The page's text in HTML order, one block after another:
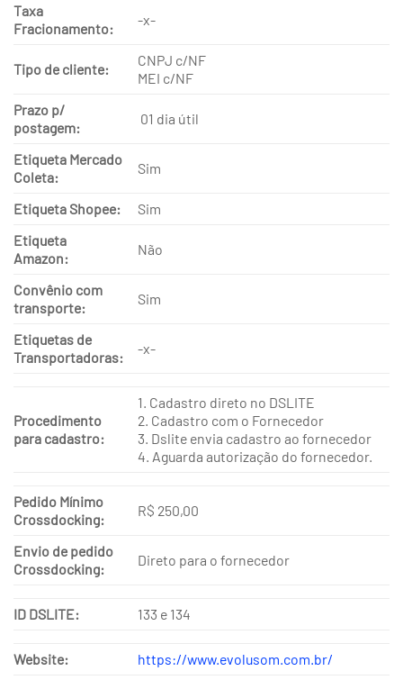
Taxa
Fracionamento:
-x-
Tipo de cliente:
CNPJ c/NF
MEI c/NF
Prazo p/
postagem:
01 dia útil
Etiqueta Mercado
Coleta:
Sim
Etiqueta Shopee:
Sim
Etiqueta
Amazon:
Não
Convênio com
transporte:
Sim
Etiquetas de
Transportadoras:
-x-
Procedimento
para cadastro:
1. Cadastro direto no DSLITE
2. Cadastro com o Fornecedor
3. Dslite envia cadastro ao fornecedor
4. Aguarda autorização do fornecedor.
Pedido Mínimo
Crossdocking:
R$ 250,00
Envio de pedido
Crossdocking:
Direto para o fornecedor
ID DSLITE: 133 e 134
Website: https://www.evolusom.com.br/